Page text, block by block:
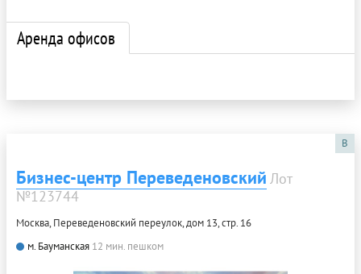
Аренда офисов
B
Бизнес-центр Переведеновский Лот
№123744
Москва, Переведеновский переулок, дом 13, стр. 16
м. Бауманская 12 мин. пешком